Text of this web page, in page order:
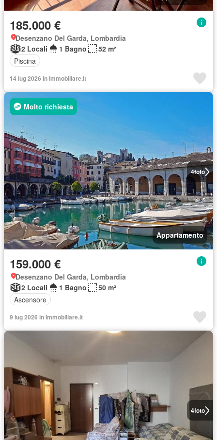
185.000 €
Desenzano Del Garda, Lombardia
2 Locali
1 Bagno
52 m²
Piscina
14 lug 2026 in Immobiliare.it
4foto
Molto richiesta
Appartamento
159.000 €
Desenzano Del Garda, Lombardia
2 Locali
1 Bagno
50 m²
Ascensore
9 lug 2026 in Immobiliare.it
4foto